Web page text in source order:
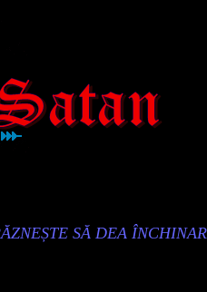
SĂ DEA